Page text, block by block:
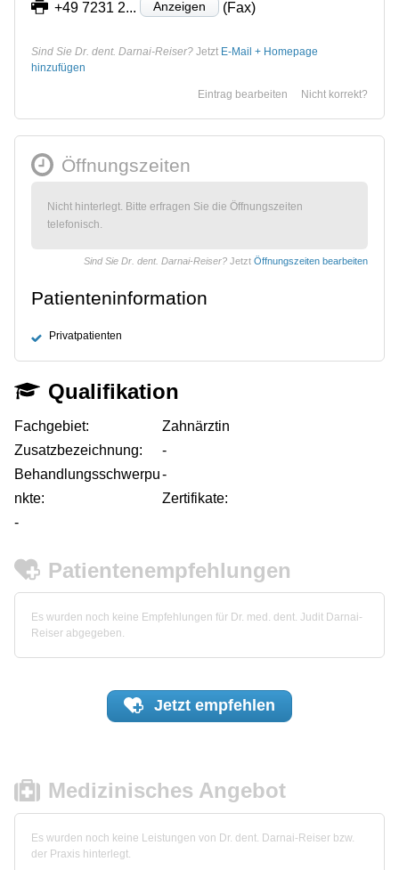
+49 7231 2... Anzeigen (Fax)
Sind Sie Dr. dent. Darnai-Reiser? Jetzt E-Mail + Homepage
hinzufügen
Nicht korrekt?
Eintrag bearbeiten
Öffnungszeiten
Nicht hinterlegt. Bitte erfragen Sie die Öffnungszeiten
telefonisch.
Sind Sie Dr. dent. Darnai-Reiser? Jetzt Öffnungszeiten bearbeiten
Patienteninformation
Privatpatienten
Qualifikation
Fachgebiet:
Zahnärztin
Zusatzbezeichnung:
-
Behandlungsschwerpu
nkte:
-
Zertifikate:
-
Patientenempfehlungen
Es wurden noch keine Empfehlungen für Dr. med. dent. Judit Darnai-
Reiser abgegeben.
Jetzt empfehlen
Medizinisches Angebot
Es wurden noch keine Leistungen von Dr. dent. Darnai-Reiser bzw.
der Praxis hinterlegt.